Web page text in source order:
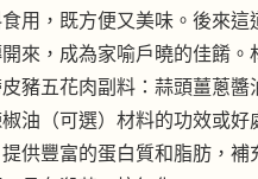
用，既方便又美味。後來這
來，成為家喻戶曉的佳餚。
豬五花肉副料：蒜頭薑蔥醬
油（可選）材料的功效或好
供豐富的蛋白質和脂肪，補